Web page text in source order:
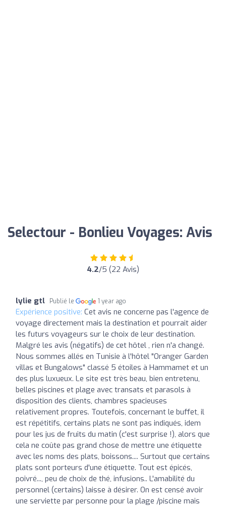
Selectour - Bonlieu Voyages: Avis
4.2/5 (22 Avis)
lylie gtl Publié le 1 year ago
Expérience positive: Cet avis ne concerne pas l'agence de
voyage directement mais la destination et pourrait aider
les futurs voyageurs sur le choix de leur destination.
Malgré les avis (négatifs) de cet hôtel , rien n'a changé.
Nous sommes allés en Tunisie à l'hôtel "Oranger Garden
villas et Bungalows" classé 5 étoiles à Hammamet et un
des plus luxueux. Le site est très beau, bien entretenu,
belles piscines et plage avec transats et parasols à
disposition des clients, chambres spacieuses
relativement propres. Toutefois, concernant le buffet, il
est répétitifs, certains plats ne sont pas indiqués, idem
pour les jus de fruits du matin (c'est surprise !), alors que
cela ne coûte pas grand chose de mettre une étiquette
avec les noms des plats, boissons.... Surtout que certains
plats sont porteurs d'une étiquette. Tout est épicés,
poivré..., peu de choix de thé, infusions.. L'amabilité du
personnel (certains) laisse à désirer. On est censé avoir
une serviette par personne pour la plage /piscine mais